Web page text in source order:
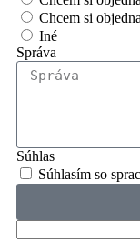
Chcem si
Iné
Správa
Súhlas
Súhlasím so